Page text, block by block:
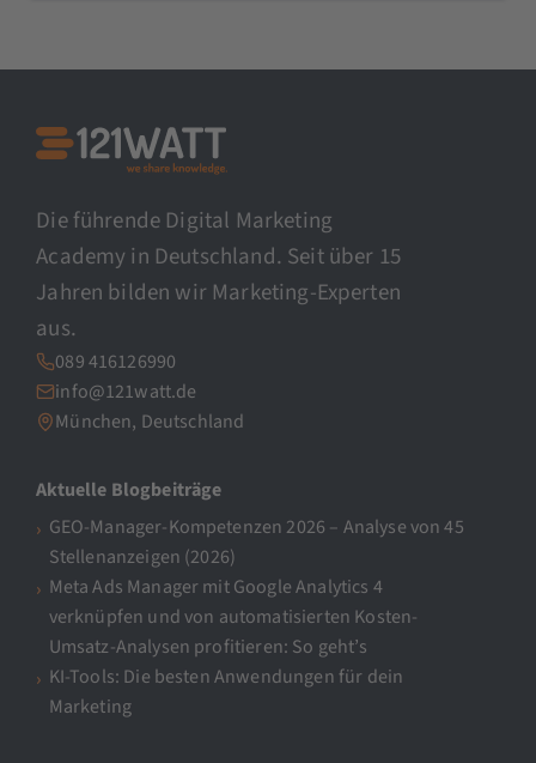
Die führende Digital Marketing
Academy in Deutschland. Seit über 15
Jahren bilden wir Marketing-Experten
aus.
089 416126990
info@121watt.de
München, Deutschland
Aktuelle Blogbeiträge
GEO-Manager-Kompetenzen 2026 – Analyse von 45
Stellenanzeigen (2026)
Meta Ads Manager mit Google Analytics 4
verknüpfen und von automatisierten Kosten-
Umsatz-Analysen profitieren: So geht’s
KI-Tools: Die besten Anwendungen für dein
Marketing